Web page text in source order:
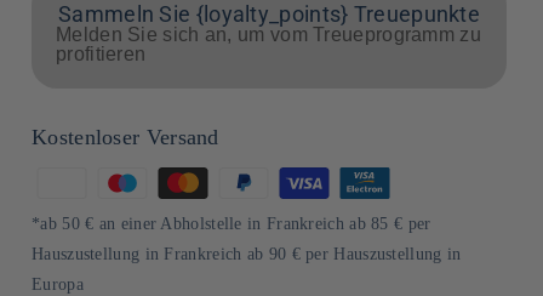
Sammeln Sie {loyalty_points} Treuepunkte
Melden Sie sich an, um vom Treueprogramm zu
profitieren
Kostenloser Versand
Zahlungsmethoden
*ab 50 € an einer Abholstelle in Frankreich ab 85 € per
Hauszustellung in Frankreich ab 90 € per Hauszustellung in
Europa